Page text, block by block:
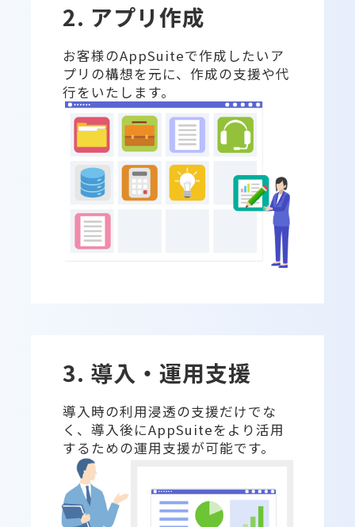
2. アプリ作成
お客様のAppSuiteで作成したいア
プリの構想を元に、作成の支援や代
行をいたします。
3. 導入・運用支援
導入時の利用浸透の支援だけでな
く、導入後にAppSuiteをより活用
するための運用支援が可能です。